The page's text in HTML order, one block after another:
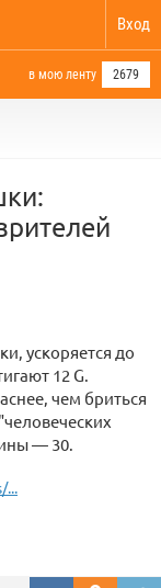
Вход
в мою ленту 2679
ускоряется до
12 G.
чем бриться
— 30.
...